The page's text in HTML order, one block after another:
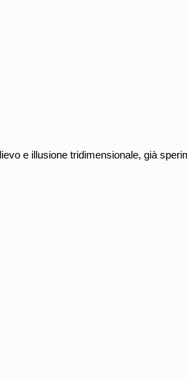
e illusione tridimensionale, già